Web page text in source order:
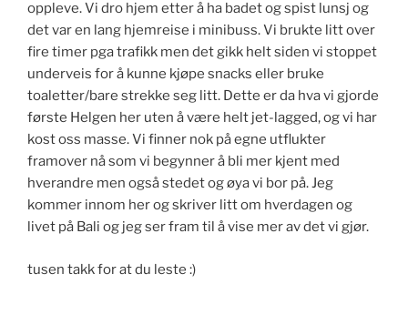
oppleve. Vi dro hjem etter å ha badet og spist lunsj og
det var en lang hjemreise i minibuss. Vi brukte litt over
fire timer pga trafikk men det gikk helt siden vi stoppet
underveis for å kunne kjøpe snacks eller bruke
toaletter/bare strekke seg litt. Dette er da hva vi gjorde
første Helgen her uten å være helt jet-lagged, og vi har
kost oss masse. Vi finner nok på egne utflukter
framover nå som vi begynner å bli mer kjent med
hverandre men også stedet og øya vi bor på. Jeg
kommer innom her og skriver litt om hverdagen og
livet på Bali og jeg ser fram til å vise mer av det vi gjør.
tusen takk for at du leste :)